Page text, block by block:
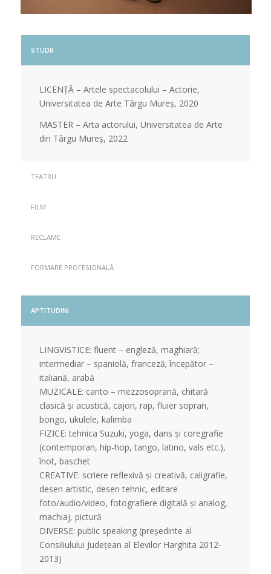
STUDII
LICENȚĂ – Artele spectacolului – Actorie,
Universitatea de Arte Târgu Mureș, 2020
MASTER – Arta actorului, Universitatea de Arte
din Târgu Mureș, 2022
TEATRU
FILM
RECLAME
FORMARE PROFESIONALĂ
APTITUDINI
LINGVISTICE: fluent – engleză, maghiară;
intermediar – spaniolă, franceză; începător –
italiană, arabă
MUZICALE: canto – mezzosoprană, chitară
clasică și acustică, cajon, rap, fluier sopran,
bongo, ukulele, kalimba
FIZICE: tehnica Suzuki, yoga, dans și coregrafie
(contemporan, hip-hop, tango, latino, vals etc.),
înot, baschet
CREATIVE: scriere reflexivă și creativă, caligrafie,
desen artistic, desen tehnic, editare
foto/audio/video, fotografiere digitală și analog,
machiaj, pictură
DIVERSE: public speaking (președinte al
Consiliulului Județean al Elevilor Harghita 2012-
2013)